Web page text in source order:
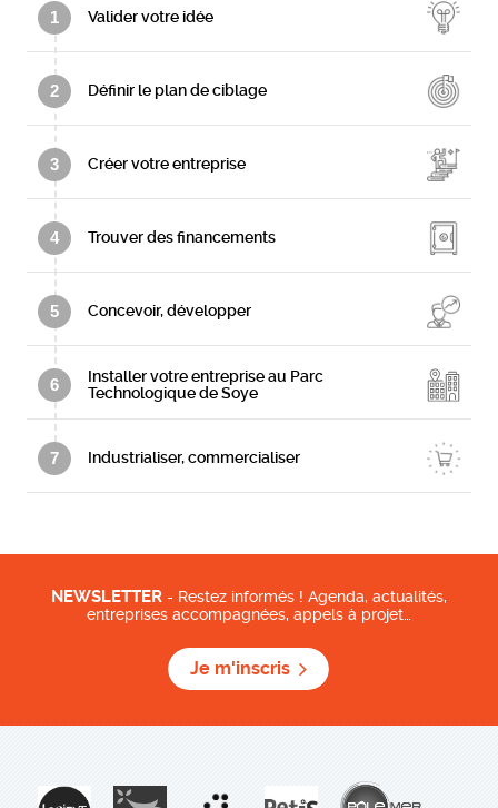
1 Valider votre idée
2 Définir le plan de ciblage
3 Créer votre entreprise
4 Trouver des financements
5 Concevoir, développer
6
Installer votre entreprise au Parc
Technologique de Soye
7 Industrialiser, commercialiser
NEWSLETTER - Restez informés ! Agenda, actualités,
entreprises accompagnées, appels à projet…
Je m'inscris